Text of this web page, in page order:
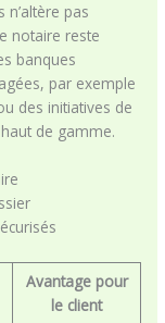
pas
notaire reste
banques
par exemple
des initiatives de
de gamme.
Avantage pour
le client